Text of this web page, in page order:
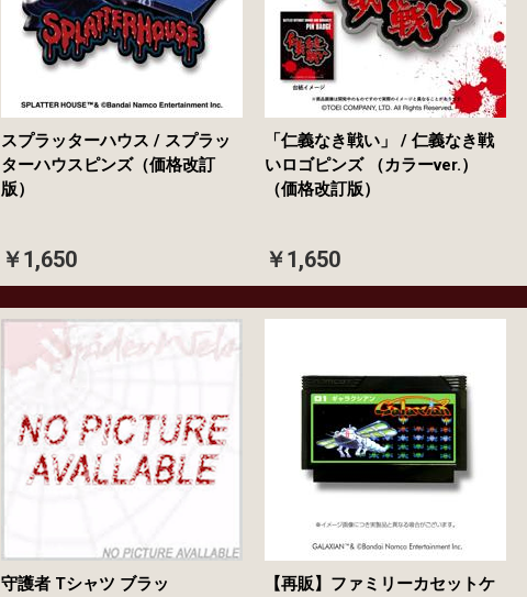
スプラッターハウス / スプラッ
ターハウスピンズ（価格改訂
版）
￥1,650
「仁義なき戦い」 / 仁義なき戦
いロゴピンズ （カラーver.）
（価格改訂版）
￥1,650
守護者 Tシャツ ブラッ
【再販】ファミリーカセットケ